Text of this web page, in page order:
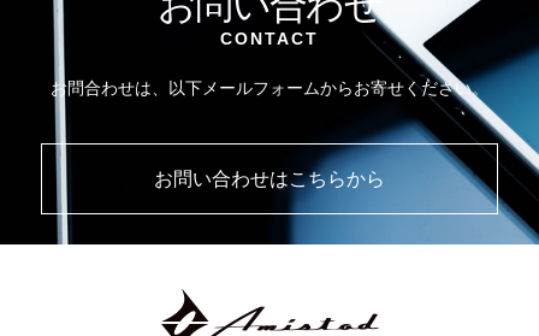
CONTACT
お問合わせは、以下メールフォームからお寄せください。
お問い合わせはこちらから